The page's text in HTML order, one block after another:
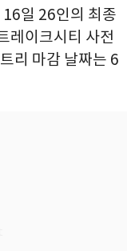
일 26인의 최종
레이크시티 사전
리 마감 날짜는 6